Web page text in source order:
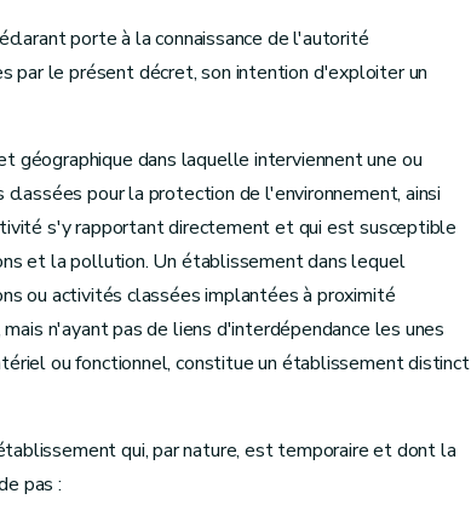
porte à la connaissance de l'autorité
par le présent décret, son intention d'exploiter un
géographique dans laquelle interviennent une ou
pour la protection de l'environnement, ainsi
s'y rapportant directement et qui est susceptible
et la pollution. Un établissement dans lequel
ou activités classées implantées à proximité
n'ayant pas de liens d'interdépendance les unes
ou fonctionnel, constitue un établissement distinct
qui, par nature, est temporaire et dont la
pas :